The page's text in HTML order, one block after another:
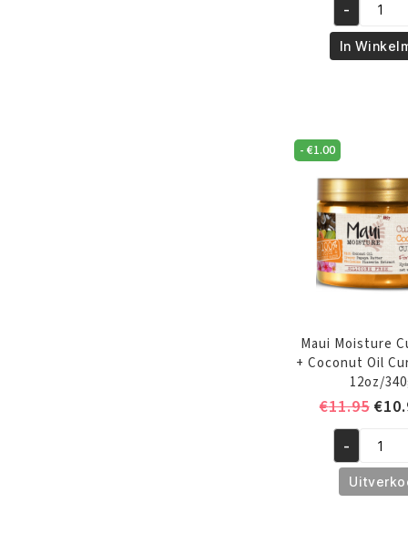
was:
Hair
426
-
In
- €1.00
Maui Moisture
+ Coconut Oil
12oz/
€11.95
was:
€
Maui
Moisture
Curl
-